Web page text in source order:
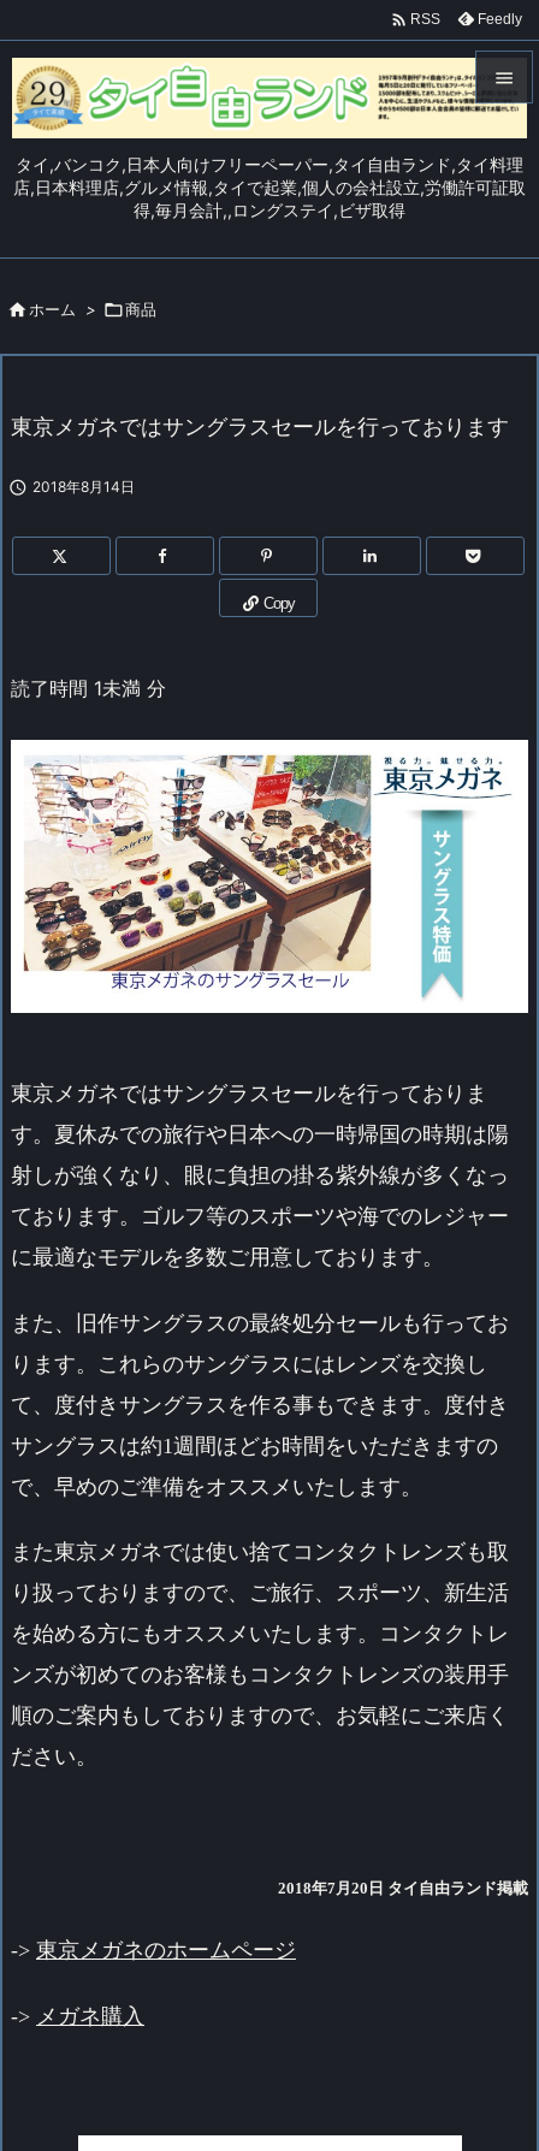
タイ,バンコク,日本人向けフリーペーパー,タイ自由ランド,タイ料理
店,日本料理店,グルメ情報,タイで起業,個人の会社設立,労働許可証取
得,毎月会計,,ロングステイ,ビザ取得

メニュ


 RSS Feedly
 ホーム > 商品
東京メガネではサングラスセールを行っております
 2018年8月14日
Copy
読了時間 1未満 分
東京メガネではサングラスセールを行っておりま
す。夏休みでの旅行や日本への一時帰国の時期は陽
射しが強くなり、眼に負担の掛る紫外線が多くなっ
ております。ゴルフ等のスポーツや海でのレジャー
に最適なモデルを多数ご用意しております。
また、旧作サングラスの最終処分セールも行ってお
ります。これらのサングラスにはレンズを交換し
て、度付きサングラスを作る事もできます。度付き
サングラスは約1週間ほどお時間をいただきますの
で、早めのご準備をオススメいたします。
また東京メガネでは使い捨てコンタクトレンズも取
り扱っておりますので、ご旅行、スポーツ、新生活
を始める方にもオススメいたします。コンタクトレ
ンズが初めてのお客様もコンタクトレンズの装用手
順のご案内もしておりますので、お気軽にご来店く
ださい。
2018年7月20日 タイ自由ランド掲載
-> 東京メガネのホームページ
-> メガネ購入